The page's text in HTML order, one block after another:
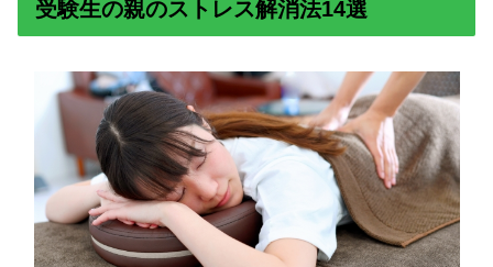
受験生の親のストレス解消法14選